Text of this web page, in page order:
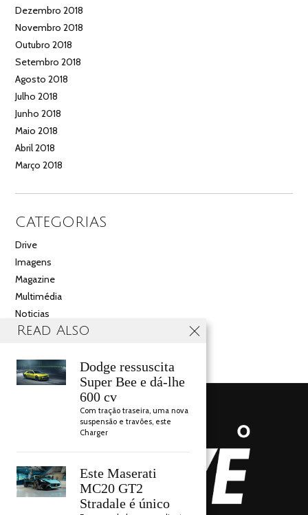
Dezembro 2018
Novembro 2018
Outubro 2018
Setembro 2018
Agosto 2018
Julho 2018
Junho 2018
Maio 2018
Abril 2018
Março 2018
CATEGORIAS
Drive
Imagens
Magazine
Multimédia
Noticias
Salão
Read Also
Dodge ressuscita
Super Bee e dá-lhe
600 cv
Com tração traseira, uma nova
suspensão e travões, este
Charger
Este Maserati
MC20 GT2
Stradale é único